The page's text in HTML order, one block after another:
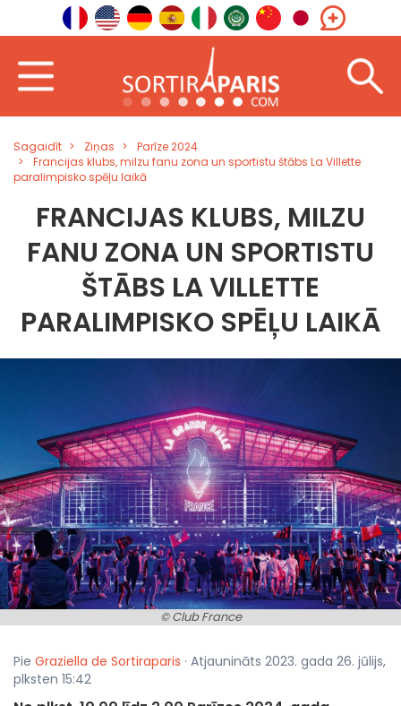
Sagaidīt Ziņas
Parīze 2024
Francijas klubs, milzu fanu zona un sportistu štābs La Villette
paralimpisko spēļu laikā
FRANCIJAS KLUBS, MILZU
FANU ZONA UN SPORTISTU
ŠTĀBS LA VILLETTE
PARALIMPISKO SPĒĻU LAIKĀ
© Club France
Pie Graziella de Sortiraparis · Atjaunināts 2023. gada 26. jūlijs,
plksten 15:42